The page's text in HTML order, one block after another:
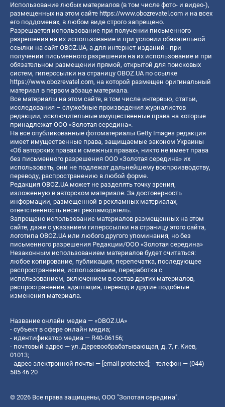
Использование любых материалов (в том числе фото- и видео-),
размещенных на этом сайте https://www.obozrevatel.com и на всех
его поддоменах, в любом виде строго запрещено.
Разрешается использование при получении письменного
разрешения на их использование и при условии обязательной
ссылки на сайт OBOZ.UA, а для интернет-изданий - при
получении письменного разрешения на их использование и при
обязательном размещении прямой, открытой для поисковых
систем, гиперссылки на страницу OBOZ.UA по ссылке
https://www.obozrevatel.com, на которой размещен оригинальный
материал в первом абзаце материала.
Все материалы на этом сайте, в том числе интервью, статьи,
исследования – служебные произведения журналистов
редакции, исключительные имущественные права на которые
принадлежат ООО «Золотая середина».
На все опубликованные фотоматериалы Getty Images редакция
имеет имущественные права, защищаемые законом Украины
«Об авторских правах и смежных правах», никто не имеет права
без письменного разрешения ООО «Золотая середина» их
использовать, они не подлежат дальнейшему воспроизводству,
переводу, распространению в любой форме.
Редакция OBOZ.UA может не разделять точку зрения,
изложенную в авторском материале. За достоверность
информации, размещенной в рекламных материалах,
ответственность несет рекламодатель.
Запрещено использование материалов размещенных на этом
сайте, даже с указанием гиперссылки на страницу этого сайта,
логотипа OBOZ.UA или любого другого упоминания, но без
письменного разрешения Редакции/ООО «Золотая середина»
Незаконным использованием материалов будет считаться:
любое копирование, публикация, перепечатка, последующее
распространение, использование, переработка с
использованием, включением в состав других материалов,
распространение, адаптация, перевод и другие подобные
изменения материала.
Название онлайн медиа — «OBOZ.UA»
- субъект в сфере онлайн медиа;
- идентификатор медиа — R40-06156;
- почтовый адрес — ул. Деревообрабатывающая, д. 7, г. Киев,
01013;
- адрес электронной почты — [email protected]; - телефон — (044)
585 46 20
© 2026 Все права защищены, ООО "Золотая середина".